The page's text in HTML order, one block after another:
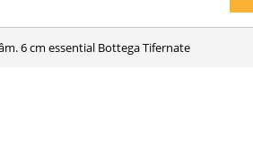
6 cm essential Bottega Tifernate